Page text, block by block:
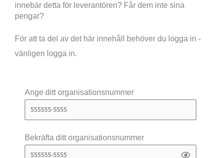
innebär detta för leverantören? Får dem inte sina
pengar?
För att ta del av det här innehåll behöver du logga in -
vänligen logga in.
Ange ditt organisationsnummer
Bekräfta ditt organisationsnummer